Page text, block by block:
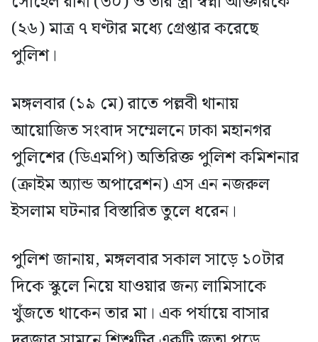
(২৬) মাত্র ৭ ঘণ্টার মধ্যে গ্রেপ্তার করেছে
পুলিশ।
মঙ্গলবার (১৯ মে) রাতে পল্লবী থানায়
আয়োজিত সংবাদ সম্মেলনে ঢাকা মহানগর
পুলিশের (ডিএমপি) অতিরিক্ত পুলিশ কমিশনার
(ক্রাইম অ্যান্ড অপারেশন) এস এন নজরুল
ইসলাম ঘটনার বিস্তারিত তুলে ধরেন।
পুলিশ জানায়, মঙ্গলবার সকাল সাড়ে ১০টার
দিকে স্কুলে নিয়ে যাওয়ার জন্য লামিসাকে
খুঁজতে থাকেন তার মা। এক পর্যায়ে বাসার